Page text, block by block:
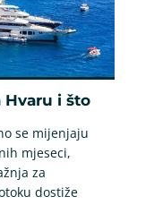
Hvaru i što
se mijenjaju
mjeseci,
za
dostiže